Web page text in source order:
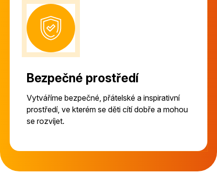
Bezpečné prostředí
Vytváříme bezpečné, přátelské a inspirativní
prostředí, ve kterém se děti cítí dobře a mohou
se rozvíjet.